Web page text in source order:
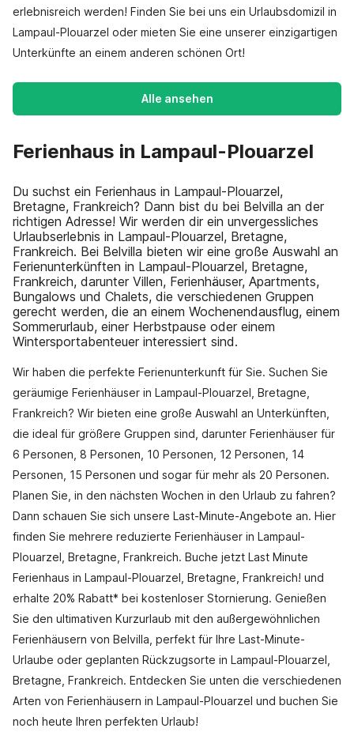
erlebnisreich werden! Finden Sie bei uns ein Urlaubsdomizil in
Lampaul-Plouarzel oder mieten Sie eine unserer einzigartigen
Unterkünfte an einem anderen schönen Ort!
Alle ansehen
Ferienhaus in Lampaul-Plouarzel
Du suchst ein Ferienhaus in Lampaul-Plouarzel,
Bretagne, Frankreich? Dann bist du bei Belvilla an der
richtigen Adresse! Wir werden dir ein unvergessliches
Urlaubserlebnis in Lampaul-Plouarzel, Bretagne,
Frankreich. Bei Belvilla bieten wir eine große Auswahl an
Ferienunterkünften in Lampaul-Plouarzel, Bretagne,
Frankreich, darunter Villen, Ferienhäuser, Apartments,
Bungalows und Chalets, die verschiedenen Gruppen
gerecht werden, die an einem Wochenendausflug, einem
Sommerurlaub, einer Herbstpause oder einem
Wintersportabenteuer interessiert sind.
Wir haben die perfekte Ferienunterkunft für Sie. Suchen Sie
geräumige Ferienhäuser in Lampaul-Plouarzel, Bretagne,
Frankreich? Wir bieten eine große Auswahl an Unterkünften,
die ideal für größere Gruppen sind, darunter Ferienhäuser für
6 Personen, 8 Personen, 10 Personen, 12 Personen, 14
Personen, 15 Personen und sogar für mehr als 20 Personen.
Planen Sie, in den nächsten Wochen in den Urlaub zu fahren?
Dann schauen Sie sich unsere Last-Minute-Angebote an. Hier
finden Sie mehrere reduzierte Ferienhäuser in Lampaul-
Plouarzel, Bretagne, Frankreich. Buche jetzt Last Minute
Ferienhaus in Lampaul-Plouarzel, Bretagne, Frankreich! und
erhalte 20% Rabatt* bei kostenloser Stornierung. Genießen
Sie den ultimativen Kurzurlaub mit den außergewöhnlichen
Ferienhäusern von Belvilla, perfekt für Ihre Last-Minute-
Urlaube oder geplanten Rückzugsorte in Lampaul-Plouarzel,
Bretagne, Frankreich. Entdecken Sie unten die verschiedenen
Arten von Ferienhäusern in Lampaul-Plouarzel und buchen Sie
noch heute Ihren perfekten Urlaub!